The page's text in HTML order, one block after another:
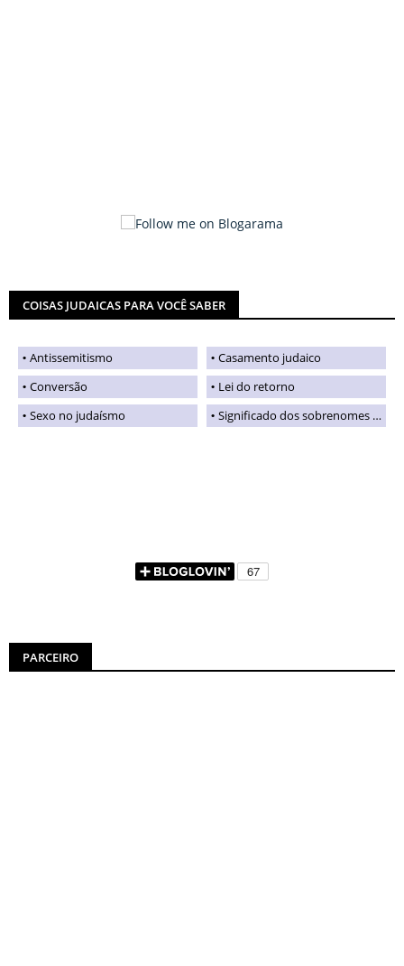
COISAS JUDAICAS PARA VOCÊ SABER
Antissemitismo
Casamento judaico
Conversão
Lei do retorno
Sexo no judaísmo
Significado dos sobrenomes judaicos
PARCEIRO